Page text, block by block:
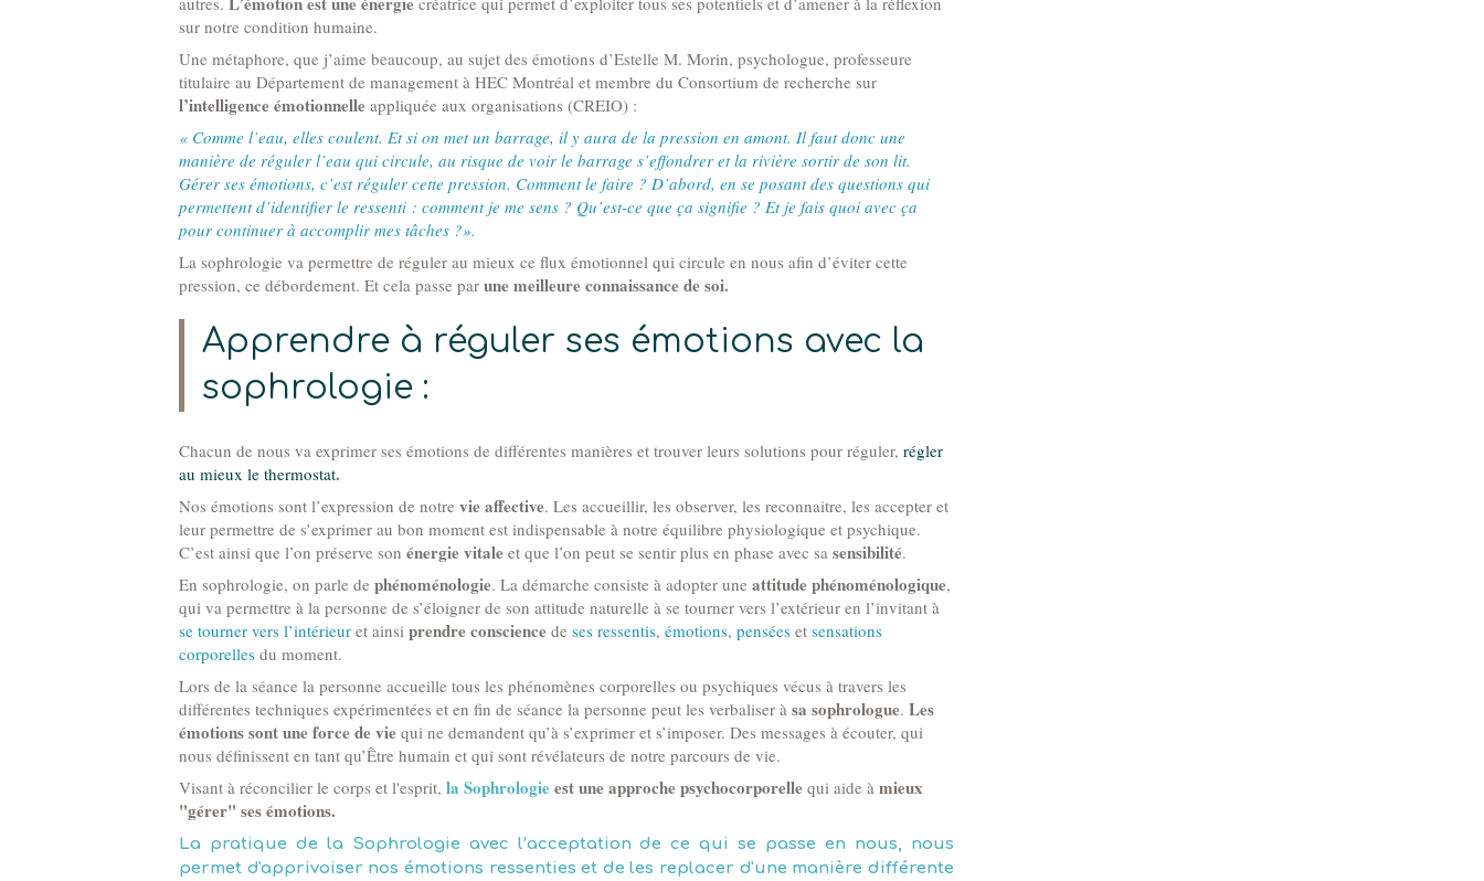
sur notre condition humaine.
Une métaphore, que j’aime beaucoup, au sujet des émotions d’Estelle M. Morin, psychologue, professeure
titulaire au Département de management à HEC Montréal et membre du Consortium de recherche sur
l’intelligence émotionnelle appliquée aux organisations (CREIO) :
« Comme l’eau, elles coulent. Et si on met un barrage, il y aura de la pression en amont. Il faut donc une
manière de réguler l’eau qui circule, au risque de voir le barrage s’effondrer et la rivière sortir de son lit.
Gérer ses émotions, c’est réguler cette pression. Comment le faire ? D’abord, en se posant des questions qui
permettent d’identifier le ressenti : comment je me sens ? Qu’est-ce que ça signifie ? Et je fais quoi avec ça
pour continuer à accomplir mes tâches ?».
La sophrologie va permettre de réguler au mieux ce flux émotionnel qui circule en nous afin d’éviter cette
pression, ce débordement. Et cela passe par une meilleure connaissance de soi.
Apprendre à réguler ses émotions avec la
sophrologie :
Chacun de nous va exprimer ses émotions de différentes manières et trouver leurs solutions pour réguler, régler
au mieux le thermostat.
Nos émotions sont l’expression de notre vie affective. Les accueillir, les observer, les reconnaitre, les accepter et
leur permettre de s’exprimer au bon moment est indispensable à notre équilibre physiologique et psychique.
C’est ainsi que l’on préserve son énergie vitale et que l’on peut se sentir plus en phase avec sa sensibilité.
En sophrologie, on parle de phénoménologie. La démarche consiste à adopter une attitude phénoménologique,
qui va permettre à la personne de s’éloigner de son attitude naturelle à se tourner vers l’extérieur en l’invitant à
se tourner vers l’intérieur et ainsi prendre conscience de ses ressentis, émotions, pensées et sensations
corporelles du moment.
Lors de la séance la personne accueille tous les phénomènes corporelles ou psychiques vécus à travers les
différentes techniques expérimentées et en fin de séance la personne peut les verbaliser à sa sophrologue. Les
émotions sont une force de vie qui ne demandent qu’à s’exprimer et s’imposer. Des messages à écouter, qui
nous définissent en tant qu’Être humain et qui sont révélateurs de notre parcours de vie.
Visant à réconcilier le corps et l'esprit, la Sophrologieest une approche psychocorporelle qui aide à mieux
"gérer" ses émotions.
La pratique de la Sophrologie avec l’acceptation de ce qui se passe en nous, nous
permet d'apprivoiser nos émotions ressenties et de les replacer d'une manière différente